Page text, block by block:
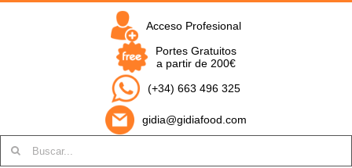
Saltar
Acceso Profesional
Portes Gratuitos
a partir de 200€
(+34) 663 496 325
gidia@gidiafood.com